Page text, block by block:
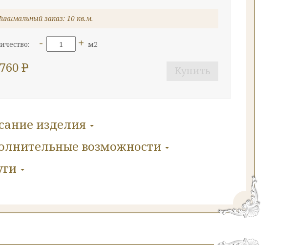
заказ: 10 кв.м.
- + м2
P Купить
изделия
возможности